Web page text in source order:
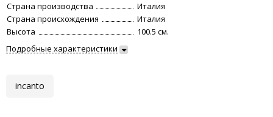
Страна производства
Италия
Страна происхождения
Италия
Высота
100.5 см.
Подробные характеристики
incanto